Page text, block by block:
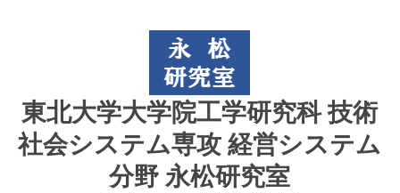
東北大学大学院工学研究科 技術
社会システム専攻 経営システム
分野 永松研究室